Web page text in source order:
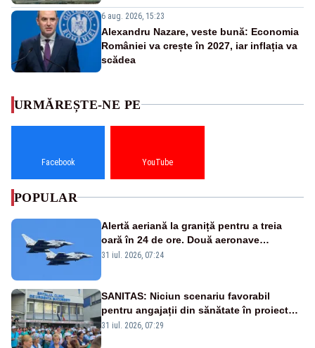
6 aug. 2026, 15:23
Alexandru Nazare, veste bună: Economia
României va crește în 2027, iar inflația va
scădea
URMĂREȘTE-NE PE
Facebook YouTube
POPULAR
Alertă aeriană la graniță pentru a treia
oară în 24 de ore. Două aeronave
Eurofighter britanice au fost ridicate de la
31 iul. 2026, 07:24
SANITAS: Niciun scenariu favorabil
pentru angajații din sănătate în proiectul
Legii salarizării
31 iul. 2026, 07:29